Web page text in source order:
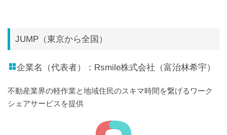
JUMP（東京から全国）
企業名（代表者）：Rsmile株式会社（富治林希宇）
不動産業界の軽作業と地域住民のスキマ時間を繋げるワーク
シェアサービスを提供